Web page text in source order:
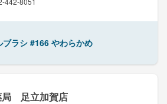
ブラシ #166 やわらかめ
局 足立加賀店